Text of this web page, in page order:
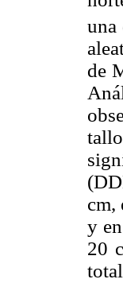
una
de
cm,
y
20